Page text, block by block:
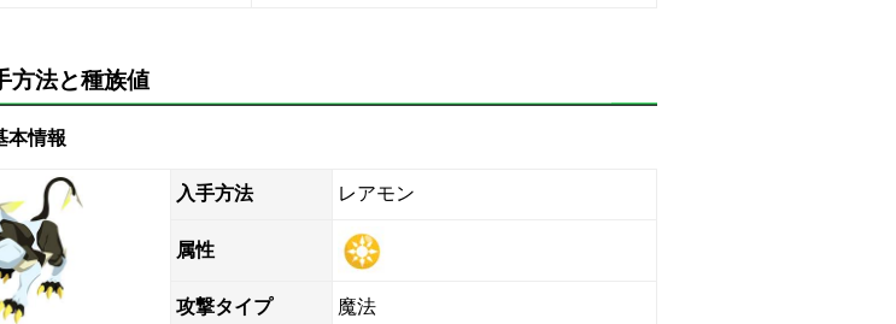
方法と種族値
本情報
入手方法 レアモン
属性
攻撃タイプ 魔法